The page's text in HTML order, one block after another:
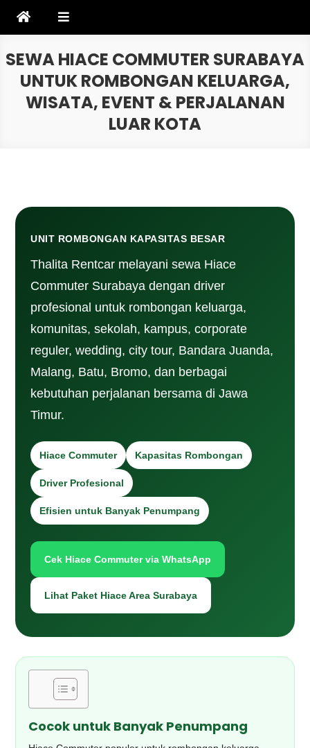
SEWA HIACE COMMUTER SURABAYA
UNTUK ROMBONGAN KELUARGA,
WISATA, EVENT & PERJALANAN
LUAR KOTA
UNIT ROMBONGAN KAPASITAS BESAR
Thalita Rentcar melayani sewa Hiace
Commuter Surabaya dengan driver
profesional untuk rombongan keluarga,
komunitas, sekolah, kampus, corporate
reguler, wedding, city tour, Bandara Juanda,
Malang, Batu, Bromo, dan berbagai
kebutuhan perjalanan bersama di Jawa
Timur.
Hiace Commuter Kapasitas Rombongan
Driver Profesional
Efisien untuk Banyak Penumpang
Cek Hiace Commuter via WhatsApp
Lihat Paket Hiace Area Surabaya
Cocok untuk Banyak Penumpang